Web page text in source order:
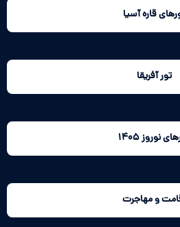
قاره آسیا
تور آفریقا
نوروز 1405
و مهاجرت